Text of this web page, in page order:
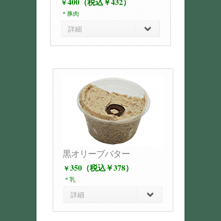
￥
＊豚肉
詳細
黒オリーブバター
￥350（税込￥378）
＊乳
詳細